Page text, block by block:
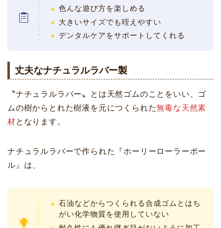
色んな遊び方を楽しめる
大きいサイズでも咥えやすい
デンタルケアをサポートしてくれる
丈夫なナチュラルラバー製
〝ナチュラルラバー〟とは天然ゴムのことをいい、ゴ
ムの樹からとれた樹液を元につくられた無毒な天然素
材となります。
ナチュラルラバーで作られた『ホーリーローラーボー
ル』は、
石油などからつくられる合成ゴムとはち
がい化学物質を使用していない